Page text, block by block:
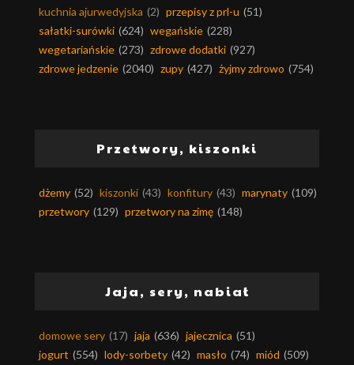
kuchnia ajurwedyjska (2) przepisy z prl-u (51)
sałatki-surówki (624) wegańskie (228)
wegetariańskie (273) zdrowe dodatki (927)
zdrowe jedzenie (2040) zupy (427) żyjmy zdrowo (754)
Przetwory, kiszonki
dżemy (52) kiszonki (43) konfitury (43) marynaty (109)
przetwory (129) przetwory na zimę (148)
Jaja, sery, nabiał
domowe sery (17) jaja (636) jajecznica (51)
jogurt (554) lody-sorbety (42) masło (74) miód (509)